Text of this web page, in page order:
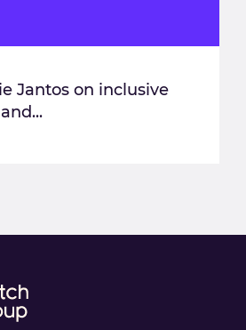
Jantos on inclusive